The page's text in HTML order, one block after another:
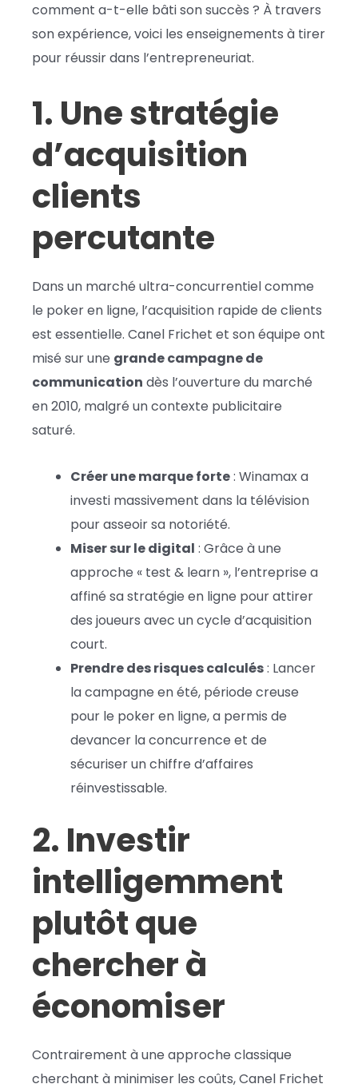
comment a-t-elle bâti son succès ? À travers
son expérience, voici les enseignements à tirer
pour réussir dans l’entrepreneuriat.
1. Une stratégie
d’acquisition
clients
percutante
Dans un marché ultra-concurrentiel comme
le poker en ligne, l’acquisition rapide de clients
est essentielle. Canel Frichet et son équipe ont
misé sur une grande campagne de
communication dès l’ouverture du marché
en 2010, malgré un contexte publicitaire
saturé.
Créer une marque forte: Winamax a
investi massivement dans la télévision
pour asseoir sa notoriété.
Miser sur le digital : Grâce à une
approche « test & learn », l’entreprise a
affiné sa stratégie en ligne pour attirer
des joueurs avec un cycle d’acquisition
court.
Prendre des risques calculés: Lancer
la campagne en été, période creuse
pour le poker en ligne, a permis de
devancer la concurrence et de
sécuriser un chiffre d’affaires
réinvestissable.
2. Investir
intelligemment
plutôt que
chercher à
économiser
Contrairement à une approche classique
cherchant à minimiser les coûts, Canel Frichet